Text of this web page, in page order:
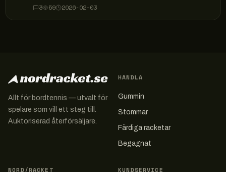
3 59 2026-02-03
Allt för bordtennis — utvalt för
spelare som vill ett steg till.
Auktoriserad återförsäljare.
HANDLA
Gummin
Stommar
Färdiga racketar
Begagnat
NORD/RACKET KUNDSERVICE